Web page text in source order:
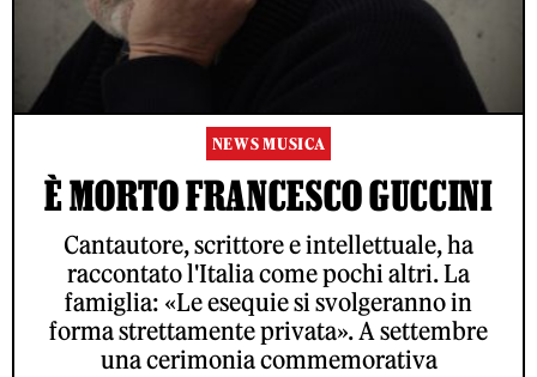
NEWS MUSICA
È MORTO FRANCESCO GUCCINI
Cantautore, scrittore e intellettuale, ha
raccontato l'Italia come pochi altri. La
famiglia: «Le esequie si svolgeranno in
forma strettamente privata». A settembre
una cerimonia commemorativa